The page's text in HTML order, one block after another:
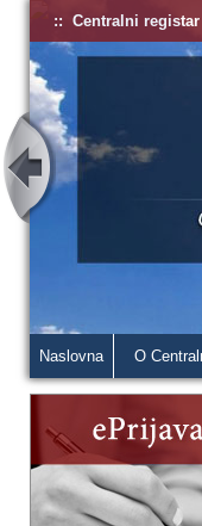
:: Centralni registar
Naslovna O